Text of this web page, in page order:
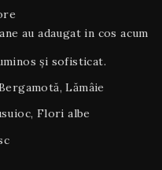
au adaugat in cos acum
și sofisticat.
Lămâie
Flori albe